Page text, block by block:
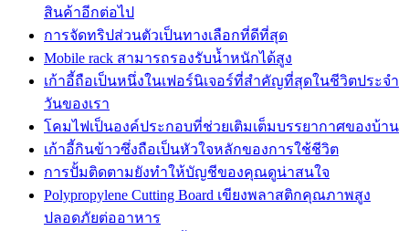
สินค้าอีกต่อไป
การจัดทริปส่วนตัวเป็นทางเลือกที่ดีที่สุด
Mobile rack สามารถรองรับน้ำหนักได้สูง
เก้าอี้ถือเป็นหนึ่งในเฟอร์นิเจอร์ที่สำคัญที่สุดในชีวิตประจำ
วันของเรา
โคมไฟเป็นองค์ประกอบที่ช่วยเติมเต็มบรรยากาศของบ้าน
เก้าอี้กินข้าวซึ่งถือเป็นหัวใจหลักของการใช้ชีวิต
การปั้มติดตามยังทำให้บัญชีของคุณดูน่าสนใจ
Polypropylene Cutting Board เขียงพลาสติกคุณภาพสูง
ปลอดภัยต่ออาหาร